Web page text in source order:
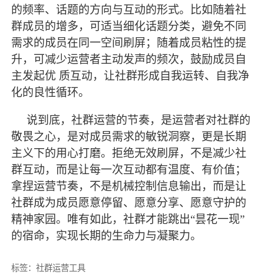
的频率、话题的方向与互动的形式。比如随着社
群成员的增多，可适当细化话题分类，避免不同
需求的成员在同一空间刷屏；随着成员粘性的提
升，可减少运营者主动发声的频次，鼓励成员自
主发起优 质互动，让社群形成自我运转、自我净
化的良性循环。
说到底，社群运营的节奏，是运营者对社群的
敬畏之心，是对成员需求的敏锐洞察，更是长期
主义下的用心打磨。拒绝无效刷屏，不是减少社
群互动，而是让每一次互动都有温度、有价值；
拿捏运营节奏，不是机械控制信息输出，而是让
社群成为成员愿意停留、愿意分享、愿意守护的
精神家园。唯有如此，社群才能跳出“昙花一现”
的宿命，实现长期的生命力与凝聚力。
标签：社群运营工具